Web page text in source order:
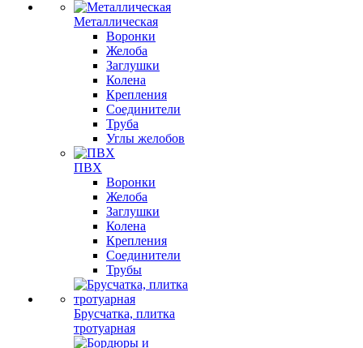
Металлическая
Воронки
Желоба
Заглушки
Колена
Крепления
Соединители
Труба
Углы желобов
ПВХ
Воронки
Желоба
Заглушки
Колена
Крепления
Соединители
Трубы
Брусчатка, плитка
тротуарная